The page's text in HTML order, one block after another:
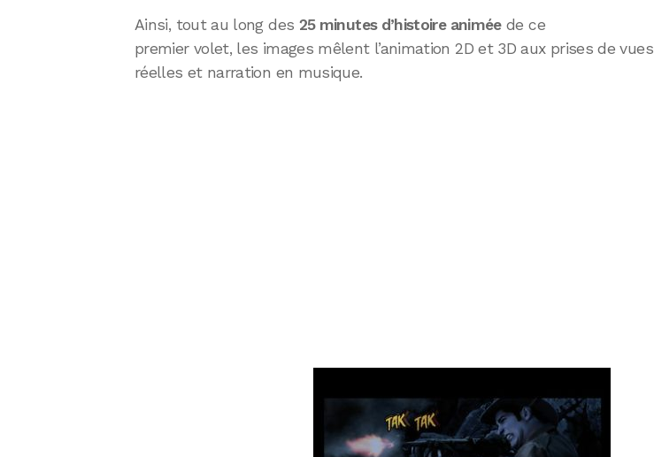
Ainsi, tout au long des 25 minutes d’histoire animéede ce
premier volet, les images mêlent l’animation 2D et 3D aux prises de vues
réelles et narration en musique.